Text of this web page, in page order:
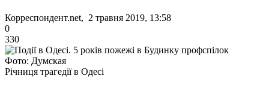
Корреспондент.net, 2 травня 2019, 13:58
0
330
Фото: Думская
Річниця трагедії в Одесі